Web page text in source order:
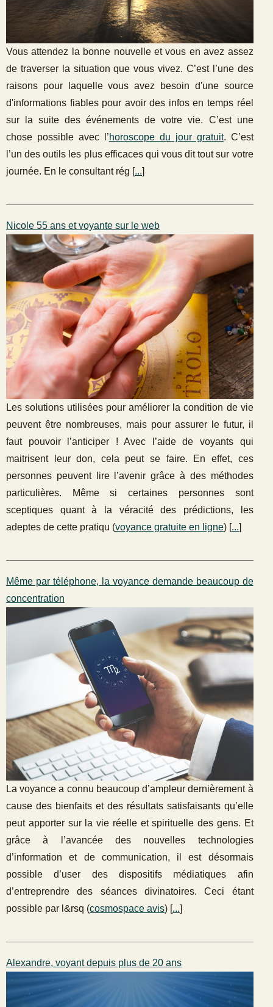
Vous attendez la bonne nouvelle et vous en avez assez
de traverser la situation que vous vivez. C’est l’une des
raisons pour laquelle vous avez besoin d'une source
d'informations fiables pour avoir des infos en temps réel
sur la suite des événements de votre vie. C’est une
chose possible avec l’horoscope du jour gratuit. C’est
l’un des outils les plus efficaces qui vous dit tout sur votre
journée. En le consultant rég [...]
Nicole 55 ans et voyante sur le web
Les solutions utilisées pour améliorer la condition de vie
peuvent être nombreuses, mais pour assurer le futur, il
faut pouvoir l’anticiper ! Avec l’aide de voyants qui
maitrisent leur don, cela peut se faire. En effet, ces
personnes peuvent lire l’avenir grâce à des méthodes
particulières. Même si certaines personnes sont
sceptiques quant à la véracité des prédictions, les
adeptes de cette pratiqu (voyance gratuite en ligne) [...]
Même par téléphone, la voyance demande beaucoup de
concentration
La voyance a connu beaucoup d’ampleur dernièrement à
cause des bienfaits et des résultats satisfaisants qu’elle
peut apporter sur la vie réelle et spirituelle des gens. Et
grâce à l’avancée des nouvelles technologies
d’information et de communication, il est désormais
possible d’user des dispositifs médiatiques afin
d’entreprendre des séances divinatoires. Ceci étant
possible par l&rsq (cosmospace avis) [...]
Alexandre, voyant depuis plus de 20 ans